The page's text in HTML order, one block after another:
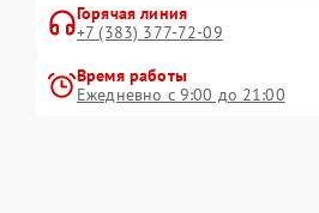
Горячая линия
+7 (383) 377-72-09
Время работы
Ежедневно с 9:00 до 21:00